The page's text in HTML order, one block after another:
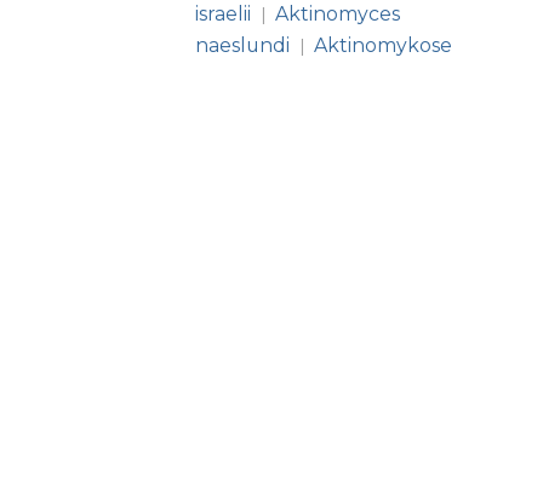
israelii
| Aktinomyces
naeslundi
| Aktinomykose